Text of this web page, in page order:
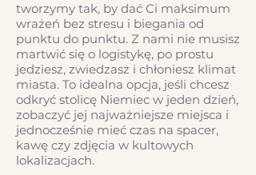
tworzymy tak, by dać Ci maksimum
wrażeń bez stresu i biegania od
punktu do punktu. Z nami nie musisz
martwić się o logistykę, po prostu
jedziesz, zwiedzasz i chłoniesz klimat
miasta. To idealna opcja, jeśli chcesz
odkryć stolicę Niemiec w jeden dzień,
zobaczyć jej najważniejsze miejsca i
jednocześnie mieć czas na spacer,
kawę czy zdjęcia w kultowych
lokalizacjach.​